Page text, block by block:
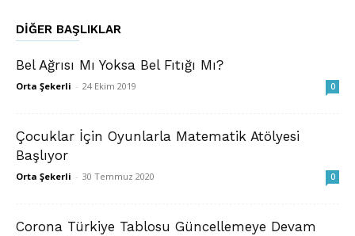
DIĞER BAŞLIKLAR
Bel Ağrısı Mı Yoksa Bel Fıtığı Mı?
Orta Şekerli - 24 Ekim 2019 0
Çocuklar İçin Oyunlarla Matematik Atölyesi
Başlıyor
Orta Şekerli - 30 Temmuz 2020 0
Corona Türkiye Tablosu Güncellemeye Devam